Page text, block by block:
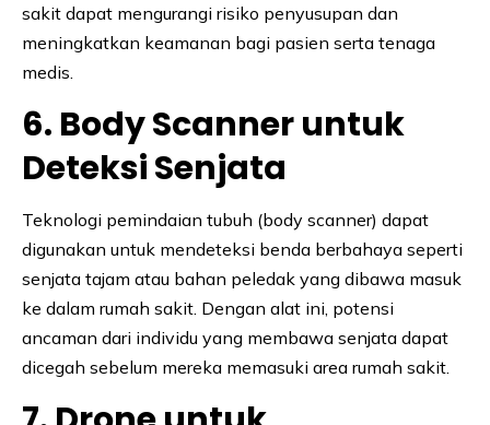
sakit dapat mengurangi risiko penyusupan dan
meningkatkan keamanan bagi pasien serta tenaga
medis.
6. Body Scanner untuk
Deteksi Senjata
Teknologi pemindaian tubuh (body scanner) dapat
digunakan untuk mendeteksi benda berbahaya seperti
senjata tajam atau bahan peledak yang dibawa masuk
ke dalam rumah sakit. Dengan alat ini, potensi
ancaman dari individu yang membawa senjata dapat
dicegah sebelum mereka memasuki area rumah sakit.